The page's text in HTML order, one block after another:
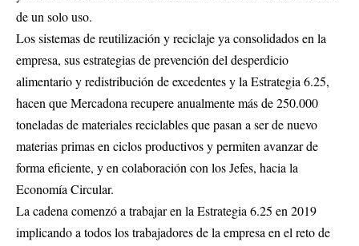
de un solo uso.
Los sistemas de reutilización y reciclaje ya consolidados en la
empresa, sus estrategias de prevención del desperdicio
alimentario y redistribución de excedentes y la Estrategia 6.25,
hacen que Mercadona recupere anualmente más de 250.000
toneladas de materiales reciclables que pasan a ser de nuevo
materias primas en ciclos productivos y permiten avanzar de
forma eficiente, y en colaboración con los Jefes, hacia la
Economía Circular.
La cadena comenzó a trabajar en la Estrategia 6.25 en 2019
implicando a todos los trabajadores de la empresa en el reto de